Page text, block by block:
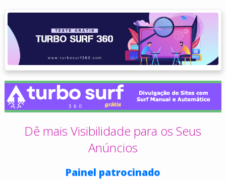
Dê mais Visibilidade para os Seus
Anúncios
Painel patrocinado